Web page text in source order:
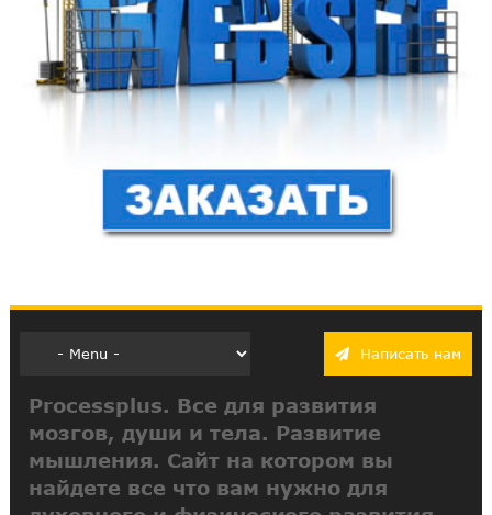
Написать нам
Processplus. Все для развития
мозгов, души и тела. Развитие
мышления. Сайт на котором вы
найдете все что вам нужно для